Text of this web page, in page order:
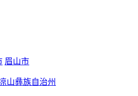
眉山市
山彝族自治州